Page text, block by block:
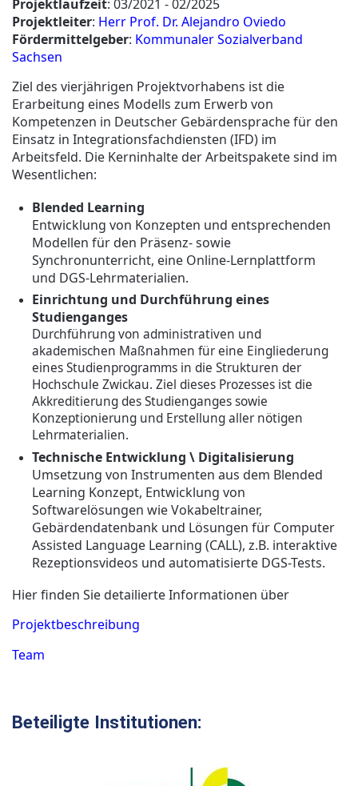
Projektlaufzeit: 03/2021 - 02/2025
Projektleiter: Herr Prof. Dr. Alejandro Oviedo
Fördermittelgeber: Kommunaler Sozialverband
Sachsen
Ziel des vierjährigen Projektvorhabens ist die
Erarbeitung eines Modells zum Erwerb von
Kompetenzen in Deutscher Gebärdensprache für den
Einsatz in Integrationsfachdiensten (IFD) im
Arbeitsfeld. Die Kerninhalte der Arbeitspakete sind im
Wesentlichen:
Blended Learning
Entwicklung von Konzepten und entsprechenden
Modellen für den Präsenz- sowie
Synchronunterricht, eine Online-Lernplattform
und DGS-Lehrmaterialien.
Einrichtung und Durchführung eines
Studienganges
Durchführung von administrativen und
akademischen Maßnahmen für eine Eingliederung
eines Studienprogramms in die Strukturen der
Hochschule Zwickau. Ziel dieses Prozesses ist die
Akkreditierung des Studiengangessowie
Konzeptionierung und Erstellung aller nötigen
Lehrmaterialien.
Technische Entwicklung \ Digitalisierung
Umsetzung von Instrumenten aus dem Blended
Learning Konzept, Entwicklung von
Softwarelösungen wie Vokabeltrainer,
Gebärdendatenbank und Lösungen für Computer
Assisted Language Learning (CALL), z.B. interaktive
Rezeptionsvideos und automatisierte DGS-Tests.
Hier finden Sie detailierte Informationen über
Projektbeschreibung
Team
Beteiligte Institutionen: